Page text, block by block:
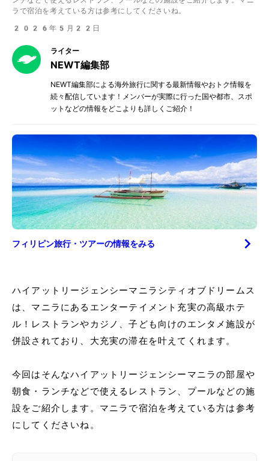
ラで宿泊を考えている方は参考にしてくださいね。
2026年5月22日
ライター
NEWT編集部
NEWT編集部による海外旅行に関する最新情報やおトク情報を
続々配信しています！メンバーが実際に行った国や都市、スポ
ットなどの情報をどこよりも詳しくご紹介！
フィリピン旅行・ツアーの情報をみる
ハイアットリージェンシーマニラシティオブドリームス
は、マニラにあるエンターテイメント充実の高級ホテ
ル！レストランやカジノ、子ども向けのエンタメ施設が
併設されており、大充実の滞在を叶えてくれます。
今回はそんなハイアットリージェンシーマニラの部屋や
朝食・ランチなどで使えるレストラン、プールなどの施
設をご紹介します。マニラで宿泊を考えている方は参考
にしてくださいね。